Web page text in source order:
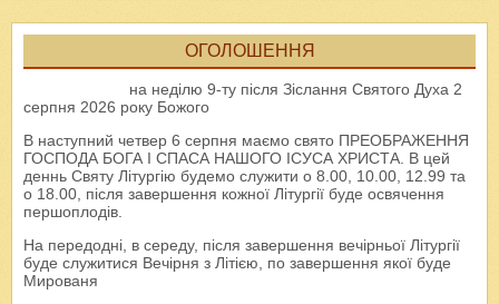
ОГОЛОШЕННЯ
на неділю 9-ту після Зіслання Святого Духа 2
серпня 2026 року Божого
В наступний четвер 6 серпня маємо свято ПРЕОБРАЖЕННЯ
ГОСПОДА БОГА І СПАСА НАШОГО ІСУСА ХРИСТА. В цей
деннь Святу Літургію будемо служити о 8.00, 10.00, 12.99 та
о 18.00, після завершення кожної Літургії буде освячення
першоплодів.
На передодні, в середу, після завершення вечірньої Літургії
буде служитися Вечірня з Літією, по завершення якої буде
Мированя